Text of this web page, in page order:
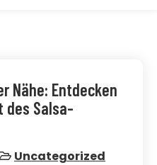
Nähe: Entdecken
des Salsa-
Uncategorized